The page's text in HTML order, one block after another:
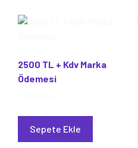
2500 TL + Kdv Marka
Ödemesi
Sepete Ekle